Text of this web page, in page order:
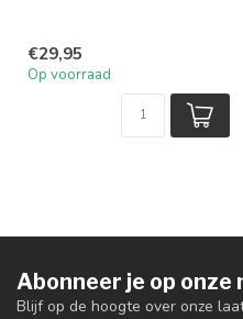
€29,95
Op voorraad
Abonneer je op onze
Blijf op de hoogte over onze